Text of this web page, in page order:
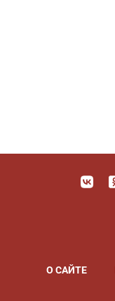
О САЙТЕ